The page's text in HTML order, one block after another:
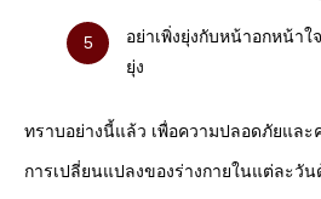
อย่าเพิ่งยุ่งกับหน้าอกหน้าใ
ยุ่ง
ทราบอย่างนี้แล้ว เพื่อความปลอดภัยแล
การเปลี่ยนแปลงของร่างกายในแต่ละวั